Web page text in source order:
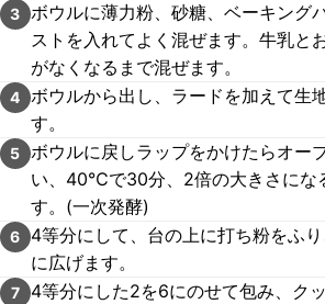
3 ボウルに薄力粉、砂糖、ベーキング
ストを入れてよく混ぜます。牛乳と
がなくなるまで混ぜます。
4 ボウルから出し、ラードを加えて生
す。
5 ボウルに戻しラップをかけたらオー
い、40℃で30分、2倍の大きさにな
す。(一次発酵)
6
4等分にして、台の上に打ち粉をふ
に広げます。
7
4等分にした2を6にのせて包み、ク